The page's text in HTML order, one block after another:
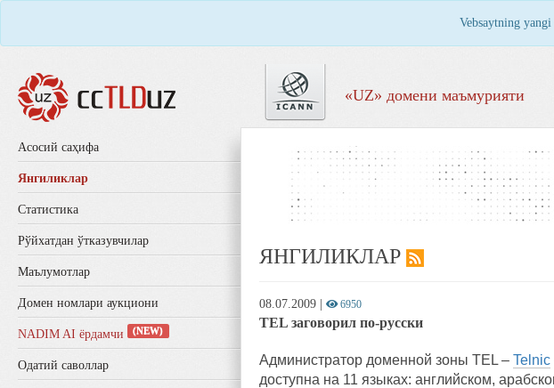
Vebsaytning
«UZ» домени маъмурияти
Aсосий саҳифа
Янгиликлар
Статистика
Рўйхатдан ўтказувчилар
Маълумотлар
Домен номлари аукциони
NADIM AI ёрдамчи (NEW)
Одатий саволлар
ЯНГИЛИКЛАР
08.07.2009 6950
TEL заговорил по-русски
Администратор доменной зоны TEL – Telnic
доступна на 11 языках: английском,